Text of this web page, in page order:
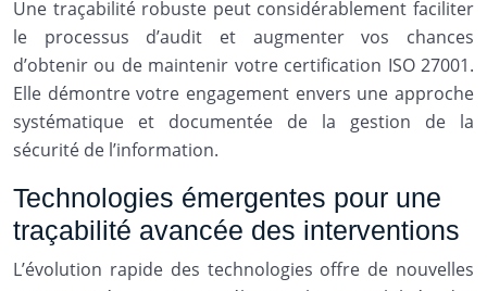
Une traçabilité robuste peut considérablement faciliter
le processus d’audit et augmenter vos chances
d’obtenir ou de maintenir votre certification ISO 27001.
Elle démontre votre engagement envers une approche
systématique et documentée de la gestion de la
sécurité de l’information.
Technologies émergentes pour une
traçabilité avancée des interventions
L’évolution rapide des technologies offre de nouvelles